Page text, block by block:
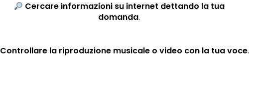
Cercare informazioni su internet dettando la tua
domanda.
Controllare la riproduzione musicale o video con la tua voce.